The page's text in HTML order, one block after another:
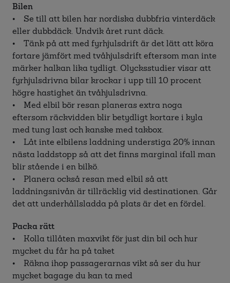
Bilen
• Se till att bilen har nordiska dubbfria vinterdäck
eller dubbdäck. Undvik året runt däck.
• Tänk på att med fyrhjulsdrift är det lätt att köra
fortare jämfört med tvåhjulsdrift eftersom man inte
märker halkan lika tydligt. Olycksstudier visar att
fyrhjulsdrivna bilar krockar i upp till 10 procent
högre hastighet än tvåhjulsdrivna.
• Med elbil bör resan planeras extra noga
eftersom räckvidden blir betydligt kortare i kyla
med tung last och kanske med takbox.
• Låt inte elbilens laddning understiga 20% innan
nästa laddstopp så att det finns marginal ifall man
blir stående i en bilkö.
• Planera också resan med elbil så att
laddningsnivån är tillräcklig vid destinationen. Går
det att underhållsladda på plats är det en fördel.
Packa rätt
• Kolla tillåten maxvikt för just din bil och hur
mycket du får ha på taket
• Räkna ihop passagerarnas vikt så ser du hur
mycket bagage du kan ta med